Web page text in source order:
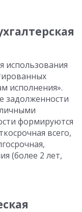
использования
исполнения».
задолженности
формируются
всего,
(более 2 лет,